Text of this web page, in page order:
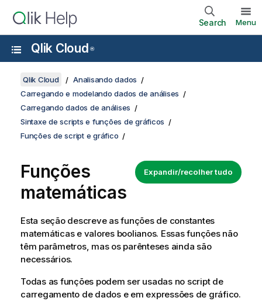
Search Menu
Qlik Cloud ®
Qlik Cloud
Analisando dados
Carregando e modelando dados de análises
Carregando dados de análises
Sintaxe de scripts e funções de gráficos
Funções de script e gráfico
Expandir/recolher tudo
Funções
matemáticas
Esta seção descreve as funções de constantes
matemáticas e valores boolianos. Essas funções não
têm parâmetros, mas os parênteses ainda são
necessários.
Todas as funções podem ser usadas no script de
carregamento de dadose em expressões de gráfico.